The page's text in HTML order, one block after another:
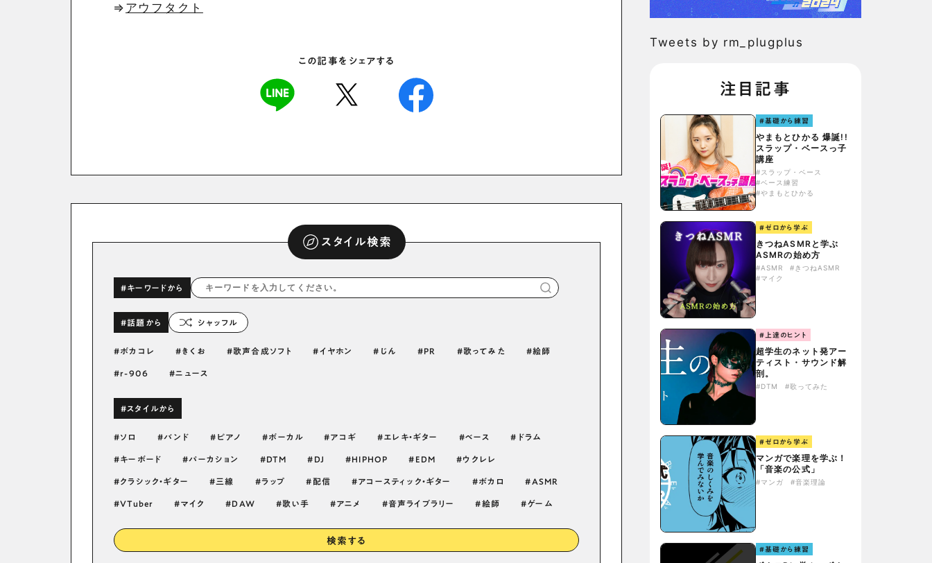
⇒ アウフタクト
この記事をシェアする
スタイル検索
#キーワードから
#話題から シャッフル
ボカコレ きくお 歌声合成ソフト イヤホン じん PR 歌ってみた 絵師
r-906 ニュース
#スタイルから
ソロ バンド ピアノ ボーカル アコギ エレキ・ギター ベース ドラム
キーボード パーカション DTM DJ HIPHOP EDM ウクレレ
クラシック・ギター 三線 ラップ 配信 アコースティック・ギター ボカロ ASMR
VTuber マイク DAW 歌い手 アニメ 音声ライブラリー 絵師 ゲーム
検索する
Tweets by rm_plugplus
注目記事
#基礎から練習
やまもとひかる 爆誕!!
スラップ・ベースっ子
講座
#スラップ・ベース
#ベース練習
#やまもとひかる
#ゼロから学ぶ
きつねASMRと学ぶ
ASMRの始め方
#ASMR
#きつねASMR
#マイク
#上達のヒント
超学生のネット発アー
ティスト・サウンド解
剖。
#DTM #歌ってみた
#ゼロから学ぶ
マンガで楽理を学ぶ！
「音楽の公式」
#マンガ #音楽理論
#基礎から練習